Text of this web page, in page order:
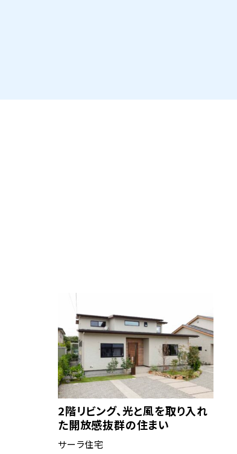
2階リビング、光と風を取り入れ
た開放感抜群の住まい
サーラ住宅